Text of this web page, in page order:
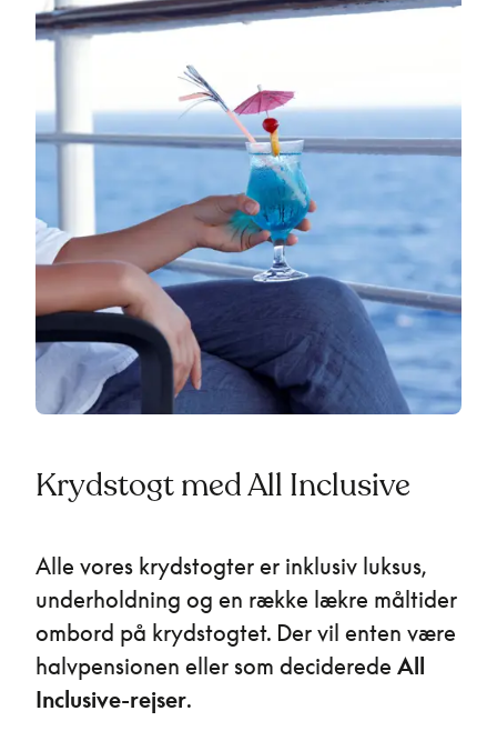
Krydstogt med All Inclusive
Alle vores krydstogter er inklusiv luksus,
underholdning og en række lækre måltider
ombord på krydstogtet. Der vil enten være
halvpensionen eller som deciderede All
Inclusive-rejser.